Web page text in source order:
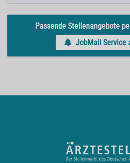
Passende Stellenangebote
JobMail Service